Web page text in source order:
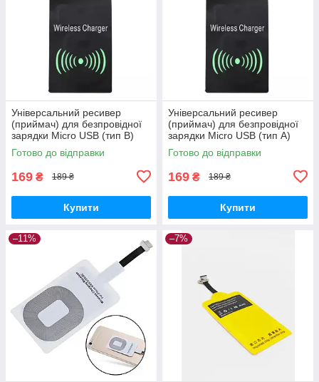
Універсальний ресивер
(приймач) для безпровідної
зарядки Micro USB (тип B)
Чорний
Готово до відправки
169 ₴ 189 ₴
Купити
Універсальний ресивер
(приймач) для безпровідної
зарядки Micro USB (тип A)
Чорний
Готово до відправки
169 ₴ 189 ₴
Купити
–11% –7%